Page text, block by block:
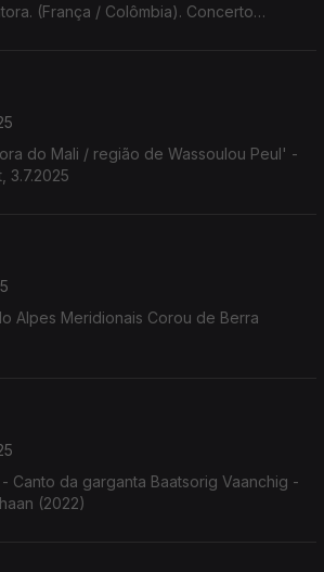
(França / Colômbia). Concerto
do Mali / região de Wassoulou Peul' -
3.7.2025
Alpes Meridionais Corou de Berra
Canto da garganta Baatsorig Vaanchig -
(2022)